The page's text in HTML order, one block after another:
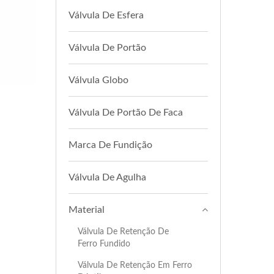
Válvula De Esfera
Válvula De Portão
Válvula Globo
Válvula De Portão De Faca
Marca De Fundição
Válvula De Agulha
Material
Válvula De Retenção De
Ferro Fundido
Válvula De Retenção Em Ferro